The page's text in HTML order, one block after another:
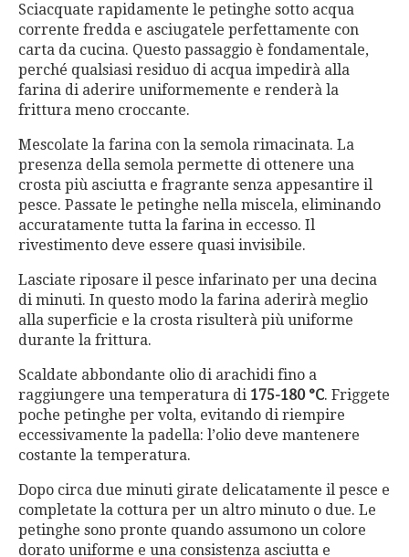
Sciacquate rapidamente le petinghe sotto acqua
corrente fredda e asciugatele perfettamente con
carta da cucina. Questo passaggio è fondamentale,
perché qualsiasi residuo di acqua impedirà alla
farina di aderire uniformemente e renderà la
frittura meno croccante.
Mescolate la farina con la semola rimacinata. La
presenza della semola permette di ottenere una
crosta più asciutta e fragrante senza appesantire il
pesce. Passate le petinghe nella miscela, eliminando
accuratamente tutta la farina in eccesso. Il
rivestimento deve essere quasi invisibile.
Lasciate riposare il pesce infarinato per una decina
di minuti. In questo modo la farina aderirà meglio
alla superficie e la crosta risulterà più uniforme
durante la frittura.
Scaldate abbondante olio di arachidi fino a
raggiungere una temperatura di 175-180 °C. Friggete
poche petinghe per volta, evitando di riempire
eccessivamente la padella: l’olio deve mantenere
costante la temperatura.
Dopo circa due minuti girate delicatamente il pesce e
completate la cottura per un altro minuto o due. Le
petinghe sono pronte quando assumono un colore
dorato uniforme e una consistenza asciutta e